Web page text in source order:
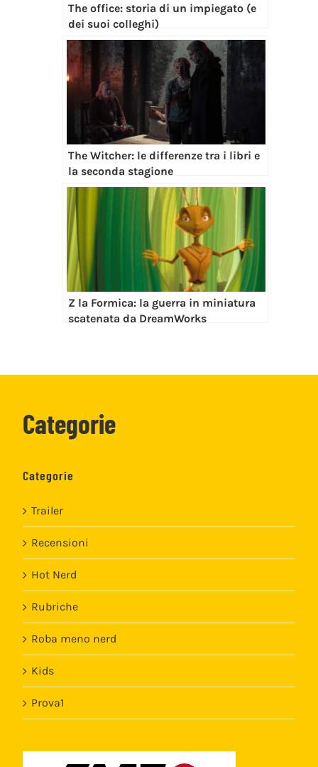
The office: storia di un impiegato (e
dei suoi colleghi)
The Witcher: le differenze tra i libri e
la seconda stagione
Z la Formica: la guerra in miniatura
scatenata da DreamWorks
Categorie
Categorie
Trailer
Recensioni
Hot Nerd
Rubriche
Roba meno nerd
Kids
Prova1